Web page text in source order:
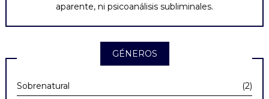
aparente, ni psicoanálisis subliminales.
GÉNEROS
Sobrenatural
(2)